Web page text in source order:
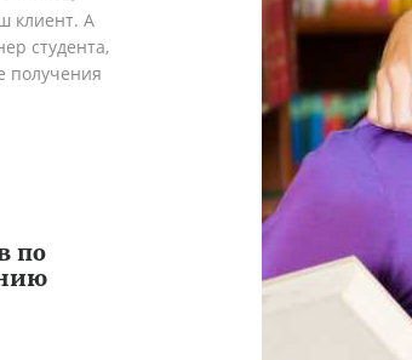
клиент. А
студента,
получения
по